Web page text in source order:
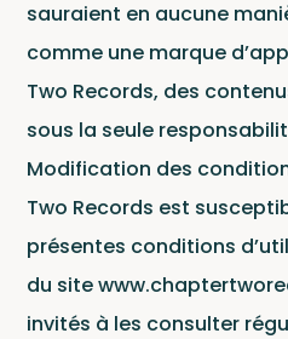
sauraient en aucune
comme une marque
Two Records, des
sous la seule
Modification des
Two Records est
présentes conditions
du site
invités à les consulter